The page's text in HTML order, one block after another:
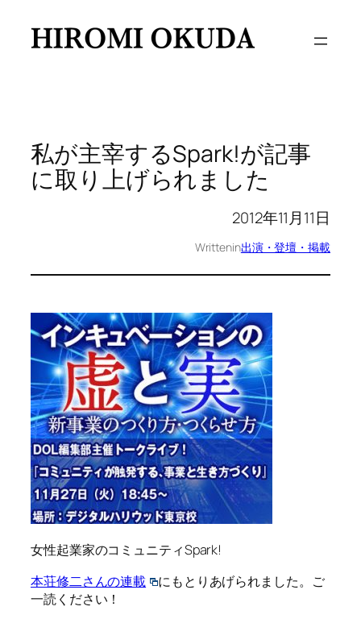
私が主宰するSpark!が記事
に取り上げられました
2012年11月11日
Writtenin出演・登壇・掲載
女性起業家のコミュニティSpark!
本荘修二さんの連載
にもとりあげられました。ご
一読ください！